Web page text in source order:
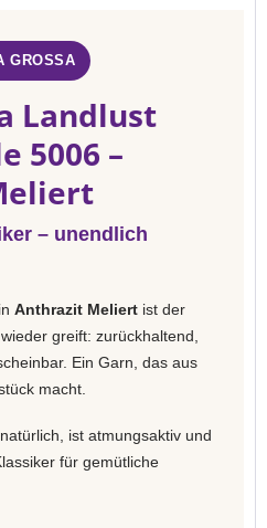
GROSSA
Landlust
5006 –
– unendlich
in Anthrazit Meliert ist der
greift: zurückhaltend,
Ein Garn, das aus
macht.
ist atmungsaktiv und
für gemütliche